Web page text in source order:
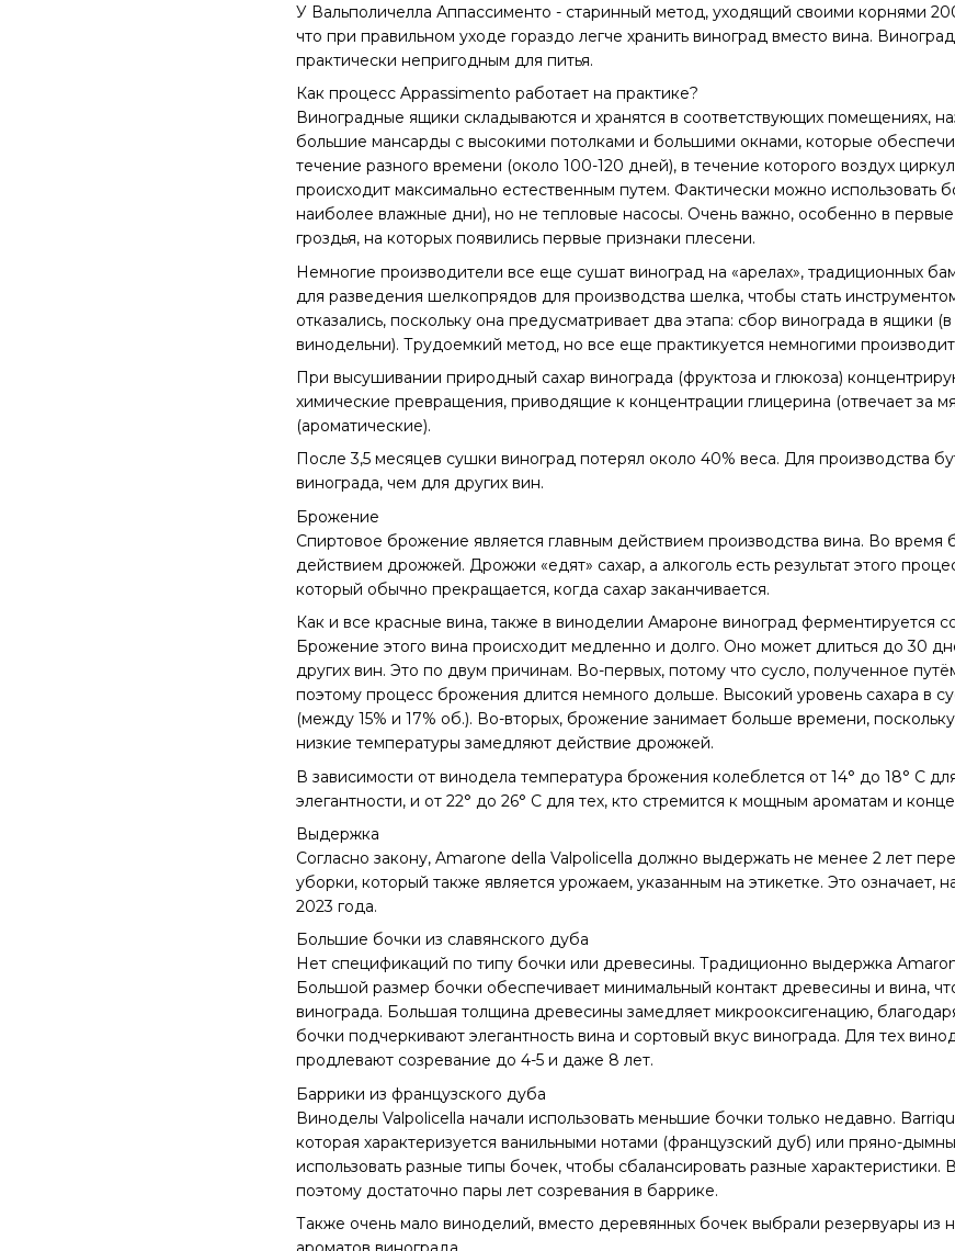
У Вальполичелла Аппассименто - старинный метод, уходящий своими корнями
что при правильном уходе гораздо легче хранить виноград вместо вина.
практически непригодным для питья.
Как процесс Appassimento работает на практике?
Виноградные ящики складываются и хранятся в соответствующих помещениях,
большие мансарды с высокими потолками и большими окнами, которые
течение разного времени (около 100-120 дней), в течение которого воздух
происходит максимально естественным путем. Фактически можно использовать
наиболее влажные дни), но не тепловые насосы. Очень важно, особенно в
гроздья, на которых появились первые признаки плесени.
Немногие производители все еще сушат виноград на «арелах», традиционных
для разведения шелкопрядов для производства шелка, чтобы стать
отказались, поскольку она предусматривает два этапа: сбор винограда в ящики
винодельни). Трудоемкий метод, но все еще практикуется немногими
При высушивании природный сахар винограда (фруктоза и глюкоза)
химические превращения, приводящие к концентрации глицерина (отвечает за
(ароматические).
После 3,5 месяцев сушки виноград потерял около 40% веса. Для производства
винограда, чем для других вин.
Брожение
Спиртовое брожение является главным действием производства вина. Во
действием дрожжей. Дрожжи «едят» сахар, а алкоголь есть результат этого
который обычно прекращается, когда сахар заканчивается.
Как и все красные вина, также в виноделии Амароне виноград ферментируется
Брожение этого вина происходит медленно и долго. Оно может длиться до 30
других вин. Это по двум причинам. Во-первых, потому что сусло, полученное
поэтому процесс брожения длится немного дольше. Высокий уровень сахара в
(между 15% и 17% об.). Во-вторых, брожение занимает больше времени,
низкие температуры замедляют действие дрожжей.
В зависимости от винодела температура брожения колеблется от 14° до 18° C
элегантности, и от 22° до 26° C для тех, кто стремится к мощным ароматам и
Выдержка
Согласно закону, Amarone della Valpolicella должно выдержать не менее 2 лет
уборки, который также является урожаем, указанным на этикетке. Это
2023 года.
Большие бочки из славянского дуба
Нет спецификаций по типу бочки или древесины. Традиционно выдержка
Большой размер бочки обеспечивает минимальный контакт древесины и вина,
винограда. Большая толщина древесины замедляет микрооксигенацию,
бочки подчеркивают элегантность вина и сортовый вкус винограда. Для тех
продлевают созревание до 4-5 и даже 8 лет.
Баррики из французского дуба
Виноделы Valpolicella начали использовать меньшие бочки только недавно.
которая характеризуется ванильными нотами (французский дуб) или пряно-
использовать разные типы бочек, чтобы сбалансировать разные
поэтому достаточно пары лет созревания в баррике.
Также очень мало виноделий, вместо деревянных бочек выбрали резервуары из